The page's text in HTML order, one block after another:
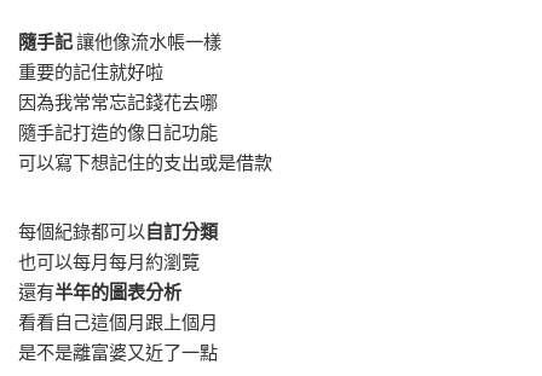
隨手記讓他像流水帳一樣
重要的記住就好啦
因為我常常忘記錢花去哪
隨手記打造的像日記功能
可以寫下想記住的支出或是借款
每個紀錄都可以自訂分類
也可以每月每月約瀏覽
還有半年的圖表分析
看看自己這個月跟上個月
是不是離富婆又近了一點